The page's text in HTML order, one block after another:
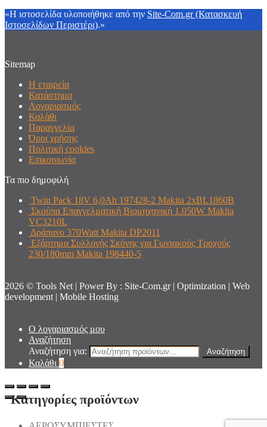
«Η ιστοσελίδα υλοποιήθηκε από την Site-Com.gr (Κατασκευή
Ιστοσελίδων Περιστέρι).»
Sitemap
Η εταιρεία
Κατάστημα
Λογαριασμός
Καλάθι
Παραγγελία
Όροι χρήσης
Πολιτική cookies
Επικοινωνία
Τα πιο δημοφιλή
Twin Pack 18V 6,0Ah 197428-2 Makita 2xBL1860B
Σκούπα Επαγγελματική Βιομηχανική 1.050W Makita
VC3210L
Δράπανο 370Watt Makita DP2011
Εξάρτημα Συλλογής Σκόνης για Γωνιακούς Τροχούς
230/180mm Makita 198440-5
2026 © Tools Net | Power By : Site-Com.gr | Optimization | Web
development | Mobile Hosting
Ο λογαριασμός μου
Αναζήτηση
Αναζήτηση για:
Αναζήτηση
Καλάθι 0
Κατηγορίες προϊόντων